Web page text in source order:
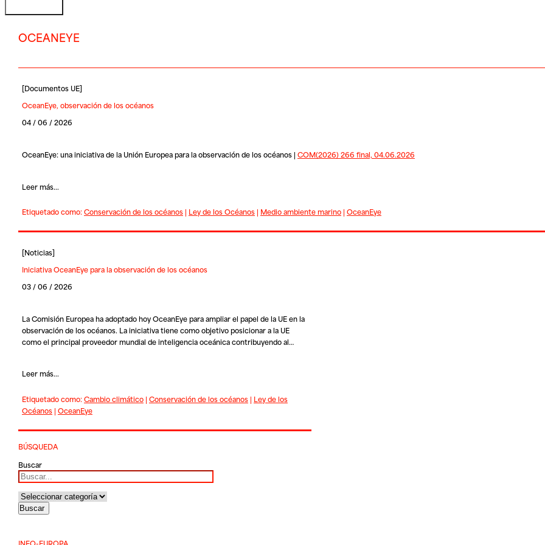
OCEANEYE
[Documentos UE]
OceanEye, observación de los océanos
04 / 06 / 2026
OceanEye: una iniciativa de la Unión Europea para la observación de los océanos | COM(2026) 266 final, 04.06.2026
Leer más...
Etiquetado como:Conservación de los océanos| Ley de los Océanos| Medio ambiente marino| OceanEye
[Noticias]
Iniciativa OceanEye para la observación de los océanos
03 / 06 / 2026
La Comisión Europea ha adoptado hoyOceanEyepara ampliar el papel de la UE en la
observación de los océanos. La iniciativa tiene como objetivo posicionar a la UE
como el principal proveedor mundial de inteligencia oceánica contribuyendo al…
Leer más...
Etiquetado como:Cambio climático| Conservación de los océanos| Ley de los
Océanos| OceanEye
BÚSQUEDA
Buscar